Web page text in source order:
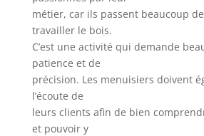
métier, car ils passent beaucoup
travailler le bois.
C’est une activité qui demande
patience et de
précision. Les menuisiers doivent
l’écoute de
leurs clients afin de bien
et pouvoir y